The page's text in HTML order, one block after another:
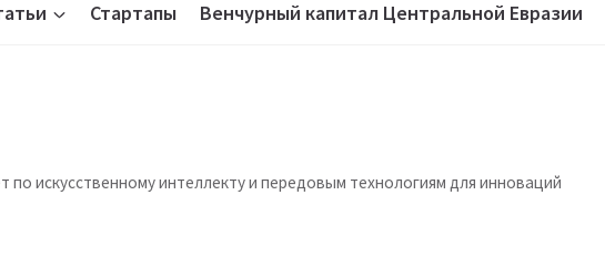
Стартапы Венчурный капитал Центральной Евразии
по искусственному интеллекту и передовым технологиям для инноваций